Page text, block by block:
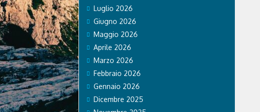
Luglio 2026
Giugno 2026
Maggio 2026
Aprile 2026
Marzo 2026
Febbraio 2026
Gennaio 2026
Dicembre 2025